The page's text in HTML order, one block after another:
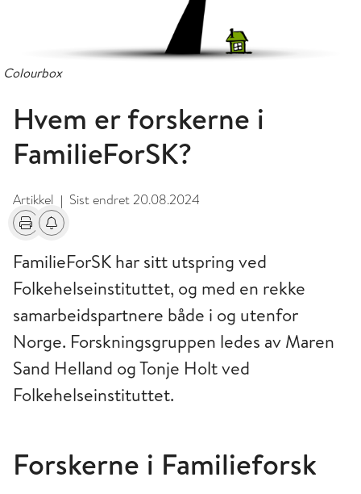
Colourbox
Hvem er forskerne i
FamilieForSK?
Artikkel | Sist endret20.08.2024
Skriv utFå varsel om endringer
FamilieForSK har sitt utspring ved
Folkehelseinstituttet, og med en rekke
samarbeidspartnere både i og utenfor
Norge. Forskningsgruppen ledes av Maren
Sand Helland og Tonje Holt ved
Folkehelseinstituttet.
Forskerne i Familieforsk